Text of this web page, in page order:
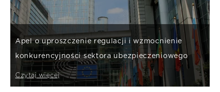
Apel o uproszczenie regulacji i wzmocnienie
konkurencyjności sektora ubezpieczeniowego
Czytaj więcej